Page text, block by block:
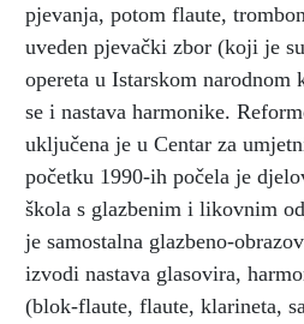
pjevanja, potom flaute,
uveden pjevački zbor (koji je
opereta u Istarskom narodnom
se i nastava harmonike.
uključena je u Centar za
početku 1990-ih počela je
škola s glazbenim i likovnim
je samostalna glazbeno-
izvodi nastava glasovira,
(blok-flaute, flaute, klarineta,